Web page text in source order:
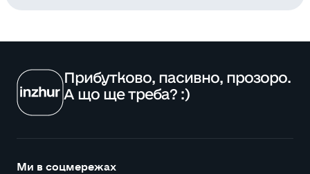
Прибутково, пасивно, прозоро.
А що ще треба? :)
Ми в соцмережах